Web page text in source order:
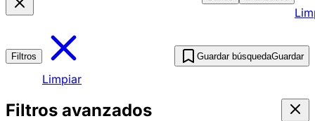
Filtros
Limpiar
Guardar búsquedaGuardar
Filtros avanzados